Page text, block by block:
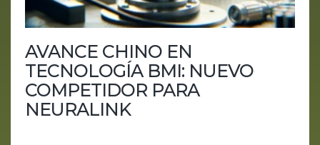
AVANCE CHINO EN
TECNOLOGÍA BMI: NUEVO
COMPETIDOR PARA
NEURALINK